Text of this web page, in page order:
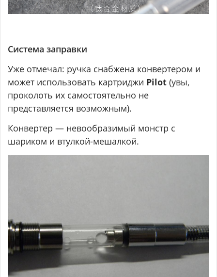
Система заправки
Уже отмечал: ручка снабжена конвертером и
может использовать картриджи Pilot(увы,
проколоть их самостоятельно не
представляется возможным).
Конвертер — невообразимый монстр с
шариком и втулкой-мешалкой.